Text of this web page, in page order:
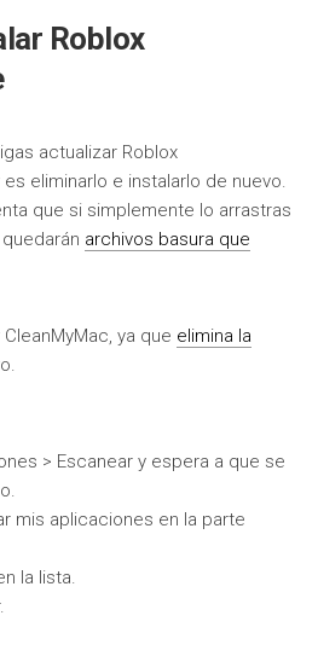
Roblox
actualizar Roblox
eliminarlo e instalarlo de nuevo.
que si simplemente lo arrastras
archivos basura que
ya que elimina la
> Escanear y espera a que se
mis aplicaciones en la parte
la lista.